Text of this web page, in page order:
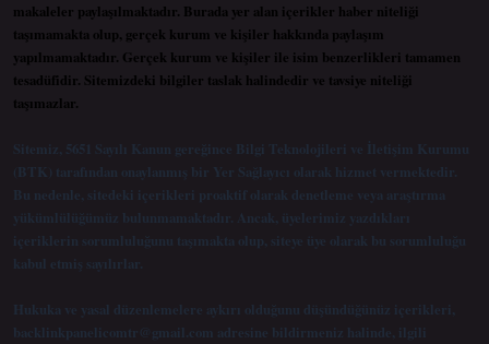
makaleler paylaşılmaktadır. Burada yer alan içerikler haber niteliği
taşımamakta olup, gerçek kurum ve kişiler hakkında paylaşım
yapılmamaktadır. Gerçek kurum ve kişiler ile isim benzerlikleri tamamen
tesadüfidir. Sitemizdeki bilgiler taslak halindedir ve tavsiye niteliği
taşımazlar.
Sitemiz, 5651 Sayılı Kanun gereğince Bilgi Teknolojileri ve İletişim Kurumu
(BTK) tarafından onaylanmış bir Yer Sağlayıcı olarak hizmet vermektedir.
Bu nedenle, sitedeki içerikleri proaktif olarak denetleme veya araştırma
yükümlülüğümüz bulunmamaktadır. Ancak, üyelerimiz yazdıkları
içeriklerin sorumluluğunu taşımakta olup, siteye üye olarak bu sorumluluğu
kabul etmiş sayılırlar.
Hukuka ve yasal düzenlemelere aykırı olduğunu düşündüğünüz içerikleri,
backlinkpanelicomtr@gmail.com adresine bildirmeniz halinde, ilgili